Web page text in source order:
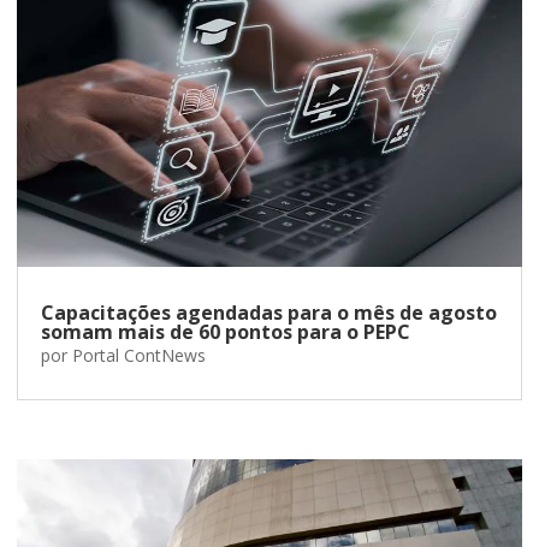
Capacitações agendadas para o mês de agosto
somam mais de 60 pontos para o PEPC
por Portal ContNews